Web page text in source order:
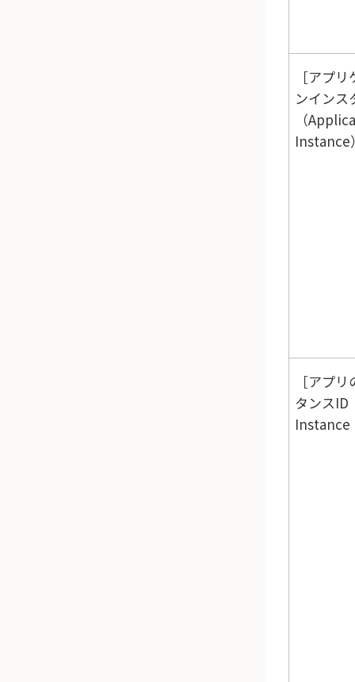
アプリ
ンインス
（
Instance
アプリ
タンスID
Instance